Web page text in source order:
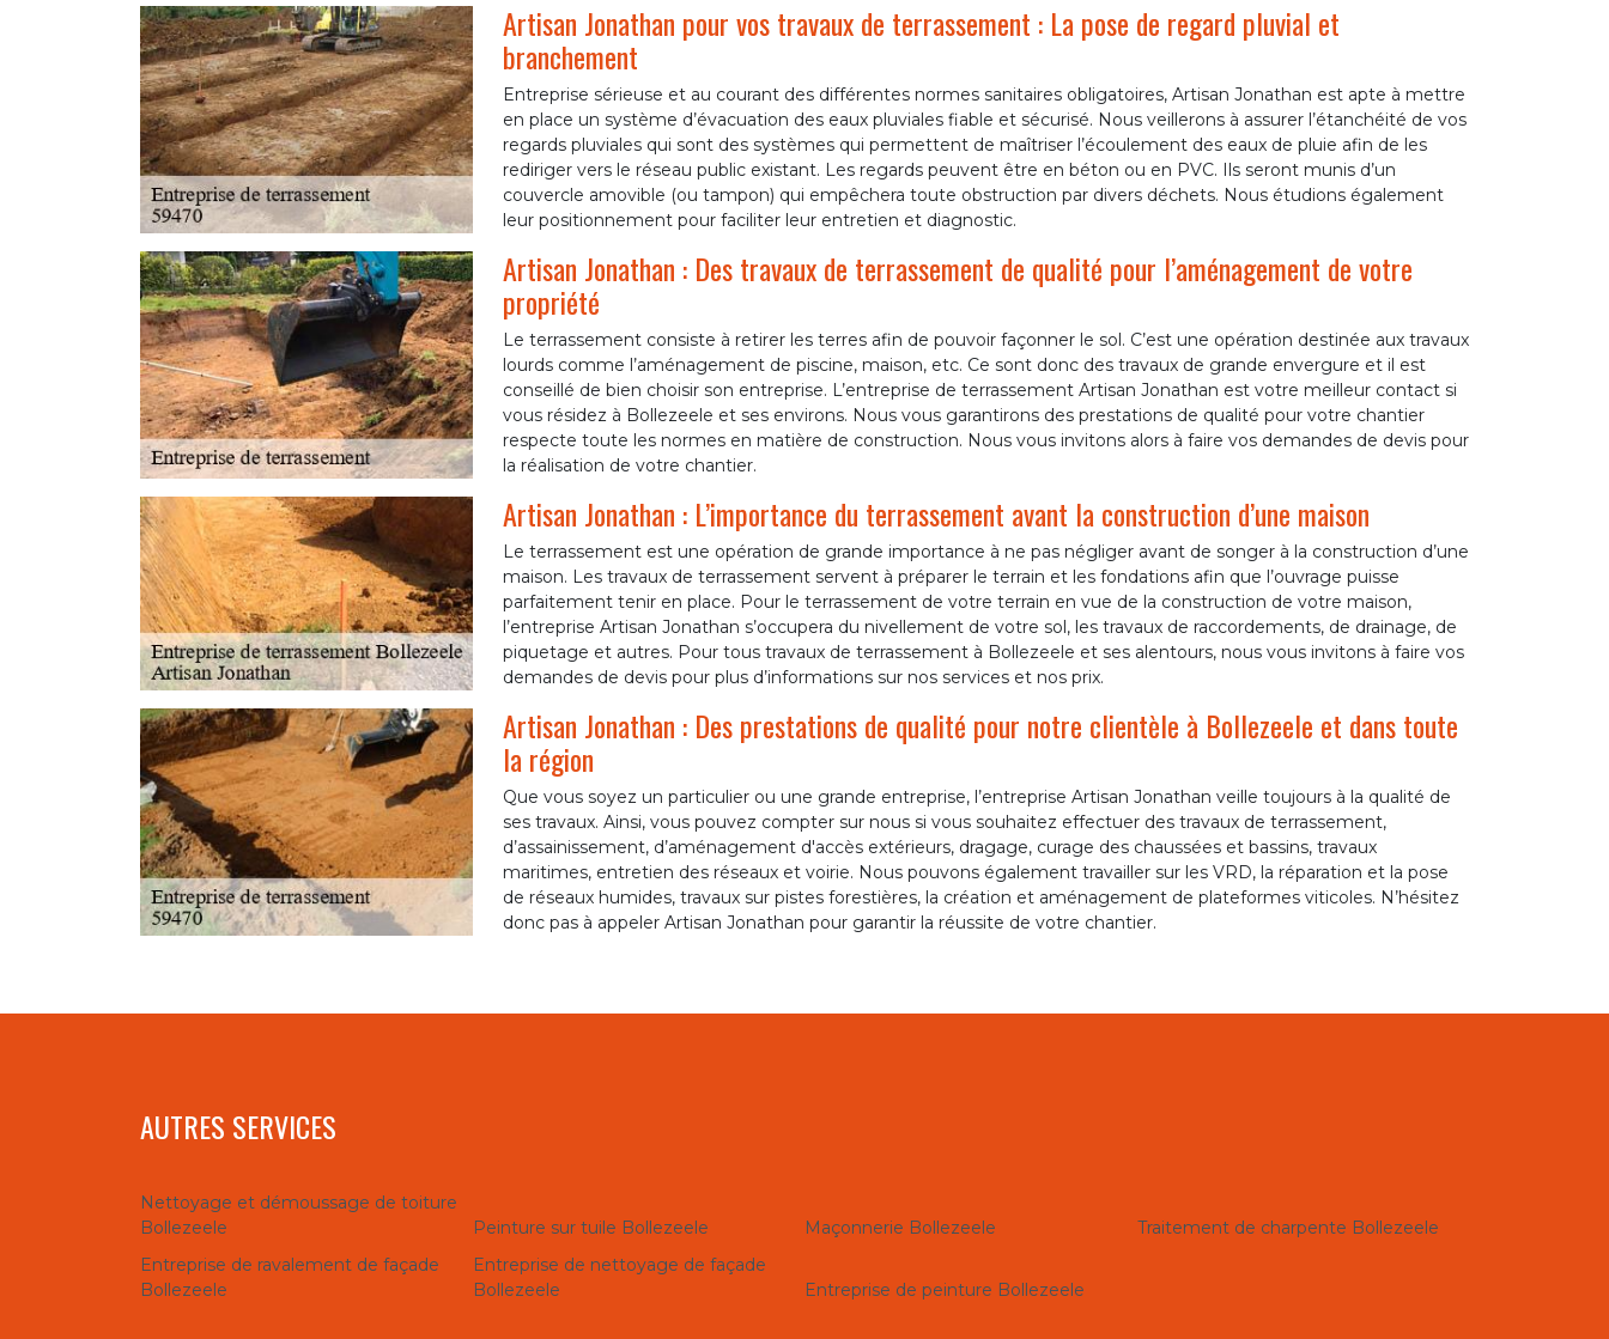
Artisan Jonathan pour vos travaux de terrassement : La pose de regard pluvial et
branchement
Entreprise sérieuse et au courant des différentes normes sanitaires obligatoires, Artisan Jonathan est apte à mettre
en place un système d’évacuation des eaux pluviales fiable et sécurisé. Nous veillerons à assurer l’étanchéité de vos
regards pluviales qui sont des systèmes qui permettent de maîtriser l’écoulement des eaux de pluie afin de les
rediriger vers le réseau public existant. Les regards peuvent être en béton ou en PVC. Ils seront munis d’un
couvercle amovible (ou tampon) qui empêchera toute obstruction par divers déchets. Nous étudions également
leur positionnement pour faciliter leur entretien et diagnostic.
Artisan Jonathan : Des travaux de terrassement de qualité pour l’aménagement de votre
propriété
Le terrassement consiste à retirer les terres afin de pouvoir façonner le sol. C’est une opération destinée aux travaux
lourds comme l’aménagement de piscine, maison, etc. Ce sont donc des travaux de grande envergure et il est
conseillé de bien choisir son entreprise. L’entreprise de terrassement Artisan Jonathan est votre meilleur contact si
vous résidez à Bollezeele et ses environs. Nous vous garantirons des prestations de qualité pour votre chantier
respecte toute les normes en matière de construction. Nous vous invitons alors à faire vos demandes de devis pour
la réalisation de votre chantier.
Artisan Jonathan : L’importance du terrassement avant la construction d’une maison
Le terrassement est une opération de grande importance à ne pas négliger avant de songer à la construction d’une
maison. Les travaux de terrassement servent à préparer le terrain et les fondations afin que l’ouvrage puisse
parfaitement tenir en place. Pour le terrassement de votre terrain en vue de la construction de votre maison,
l’entreprise Artisan Jonathan s’occupera du nivellement de votre sol, les travaux de raccordements, de drainage, de
piquetage et autres. Pour tous travaux de terrassement à Bollezeele et ses alentours, nous vous invitons à faire vos
demandes de devis pour plus d’informations sur nos services et nos prix.
Artisan Jonathan : Des prestations de qualité pour notre clientèle à Bollezeele et dans toute
la région
Que vous soyez un particulier ou une grande entreprise, l’entreprise Artisan Jonathan veille toujours à la qualité de
ses travaux. Ainsi, vous pouvez compter sur nous si vous souhaitez effectuer des travaux de terrassement,
d’assainissement, d’aménagement d'accès extérieurs, dragage, curage des chaussées et bassins, travaux
maritimes, entretien des réseaux et voirie. Nous pouvons également travailler sur les VRD, la réparation et la pose
de réseaux humides, travaux sur pistes forestières, la création et aménagement de plateformes viticoles. N’hésitez
donc pas à appeler Artisan Jonathan pour garantir la réussite de votre chantier.
AUTRES SERVICES
Nettoyage et démoussage de toiture
Bollezeele
Peinture sur tuile Bollezeele Maçonnerie Bollezeele
Traitement de charpente Bollezeele
Entreprise de ravalement de façade
Bollezeele
Entreprise de nettoyage de façade
Bollezeele
Entreprise de peinture Bollezeele